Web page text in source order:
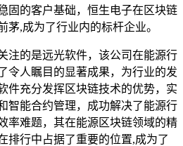
固的客户基础，恒生电子在区块链
茅,成为了行业内的标杆企业。
注的是远光软件，该公司在能源行
令人瞩目的显著成果，为行业的发
件充分发挥区块链技术的优势，实
智能合约管理，成功解决了能源行
率难题，其在能源区块链领域的精
排行中占据了重要的位置,成为了